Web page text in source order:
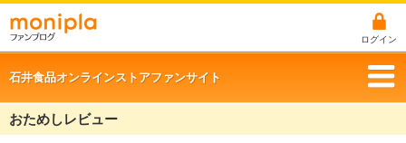
ログイン
石井食品オンラインストアファンサイト
おためしレビュー